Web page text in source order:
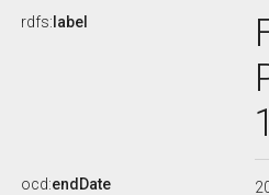
rdfs: label
ocd:endDate